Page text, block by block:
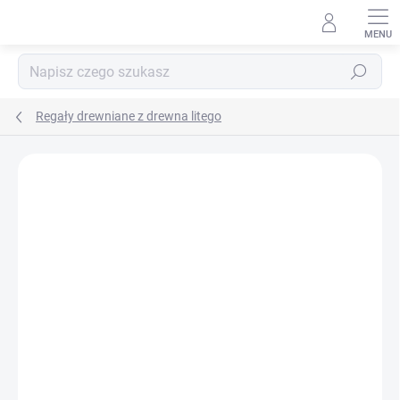
Szukaj
Regały drewniane z drewna litego